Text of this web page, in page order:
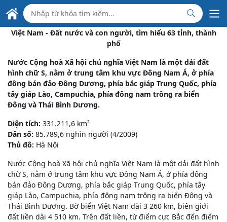
Skip to Main Content
ĐẠI SỨ QUÁN VIỆT NAM
TẠI CỘNG HÒA LIÊN BANG MYANMAR
Việt Nam - Đất nước và con người, tìm hiểu 63 tỉnh, thành
phố
Nước Cộng hoà Xã hội chủ nghĩa Việt Nam là một dải đất
hình chữ S, nằm ở trung tâm khu vực Đông Nam Á, ở phía
đông bán đảo Đông Dương, phía bắc giáp Trung Quốc, phía
tây giáp Lào, Campuchia, phía đông nam trông ra biển
Đông và Thái Bình Dương.
Diện tích: 331.211,6 km²
Dân số: 85.789,6 nghìn người (4/2009)
Thủ đô: Hà Nội
Nước Cộng hoà Xã hội chủ nghĩa Việt Nam là một dải đất hình
chữ S, nằm ở trung tâm khu vực Đông Nam Á, ở phía đông
bán đảo Đông Dương, phía bắc giáp Trung Quốc, phía tây
giáp Lào, Campuchia, phía đông nam trông ra biển Đông và
Thái Bình Dương. Bờ biển Việt Nam dài 3 260 km, biên giới
đất liền dài 4 510 km. Trên đất liền, từ điểm cực Bắc đến điểm